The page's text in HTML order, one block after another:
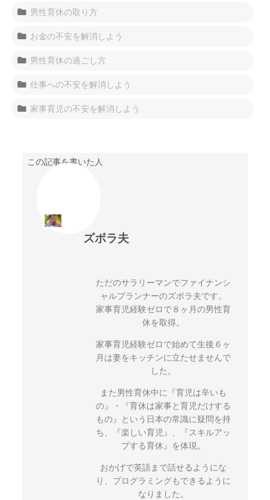
男性育休の取り方
お金の不安を解消しよう
男性育休の過ごし方
仕事への不安を解消しよう
家事育児の不安を解消しよう
この記事を書いた人
ズボラ夫
ただのサラリーマンでファイナンシ
ャルプランナーのズボラ夫です。
家事育児経験ゼロで８ヶ月の男性育
休を取得。
家事育児経験ゼロで始めて生後６ヶ
月は妻をキッチンに立たせませんで
した。
また男性育休中に『育児は辛いも
の』・『育休は家事と育児だけする
もの』という日本の常識に疑問を持
ち、『楽しい育児』、『スキルアッ
プする育休』を体現。
おかげで英語まで話せるようにな
り、プログラミングもできるように
なりました。